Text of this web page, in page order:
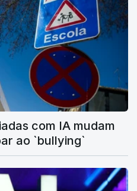
com IA mudam
ao `bullying`